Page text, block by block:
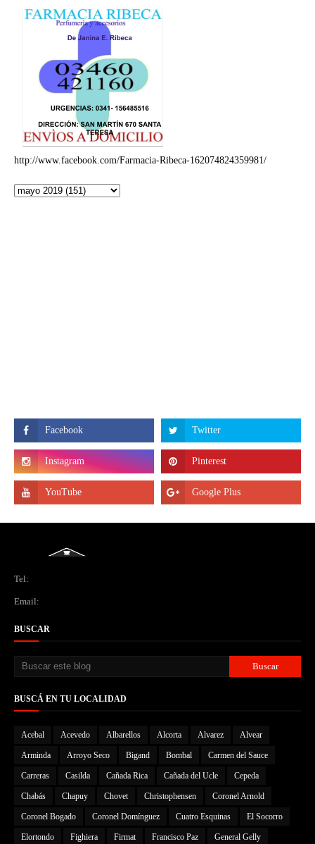
http://www.facebook.com/Farmacia-Ribeca-162074824359981/
Tel:
Email:
BUSCAR
BUSCÁ EN TU LOCALIDAD
Acebal Acevedo Albarellos Alcorta Alvarez Alvear
Arminda Arroyo Seco Bigand Bombal Carmen del Sauce
Carreras Casilda Cañada Rica Cañada del Ucle Cepeda
Chabás Chapuy Chovet Christophensen Coronel Arnold
Coronel Bogado Coronel Domínguez Cuatro Esquinas El Socorro
Elortondo Fighiera Firmat Francisco Paz General Gelly